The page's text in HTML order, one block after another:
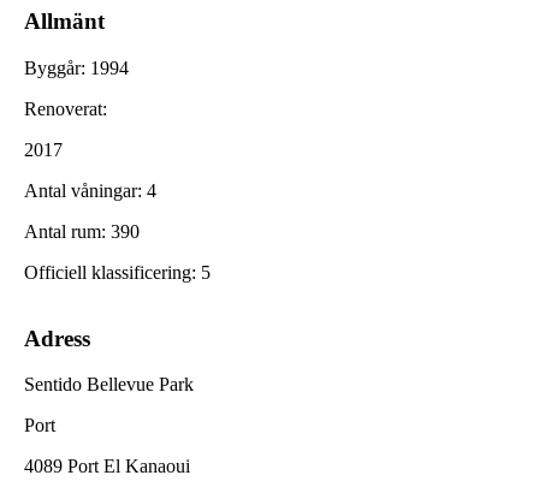
Allmänt
Byggår: 1994
Renoverat:
2017
Antal våningar: 4
Antal rum: 390
Officiell klassificering: 5
Adress
Sentido Bellevue Park
Port
4089 Port El Kanaoui